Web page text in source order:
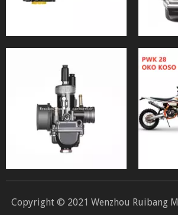
Copyright © 2021 Wenzhou Ruibang